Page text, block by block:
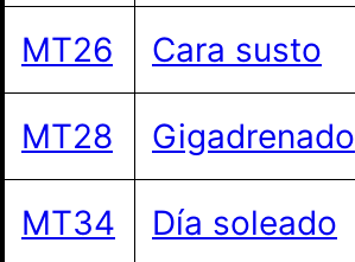
MT26 Cara susto
MT28 Gigadrenado
MT34 Día soleado